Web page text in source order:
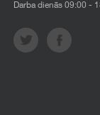
Darba dienās 09:00 -